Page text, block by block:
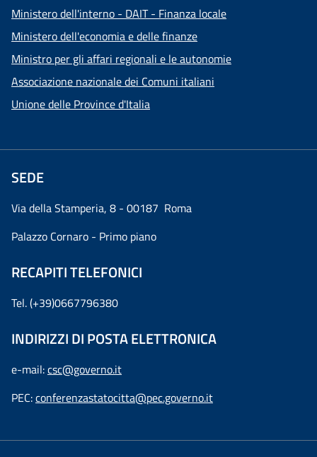
Ministero dell'interno - DAIT - Finanza locale
Ministero dell'economia e delle finanze
Ministro per gli affari regionali e le autonomie
Associazione nazionale dei Comuni italiani
Unione delle Province d'Italia
SEDE
Via della Stamperia, 8 - 00187 Roma
Palazzo Cornaro - Primo piano
RECAPITI TELEFONICI
Tel. (+39)0667796380
INDIRIZZI DI POSTA ELETTRONICA
e-mail:csc@governo.it
PEC:conferenzastatocitta@pec.governo.it